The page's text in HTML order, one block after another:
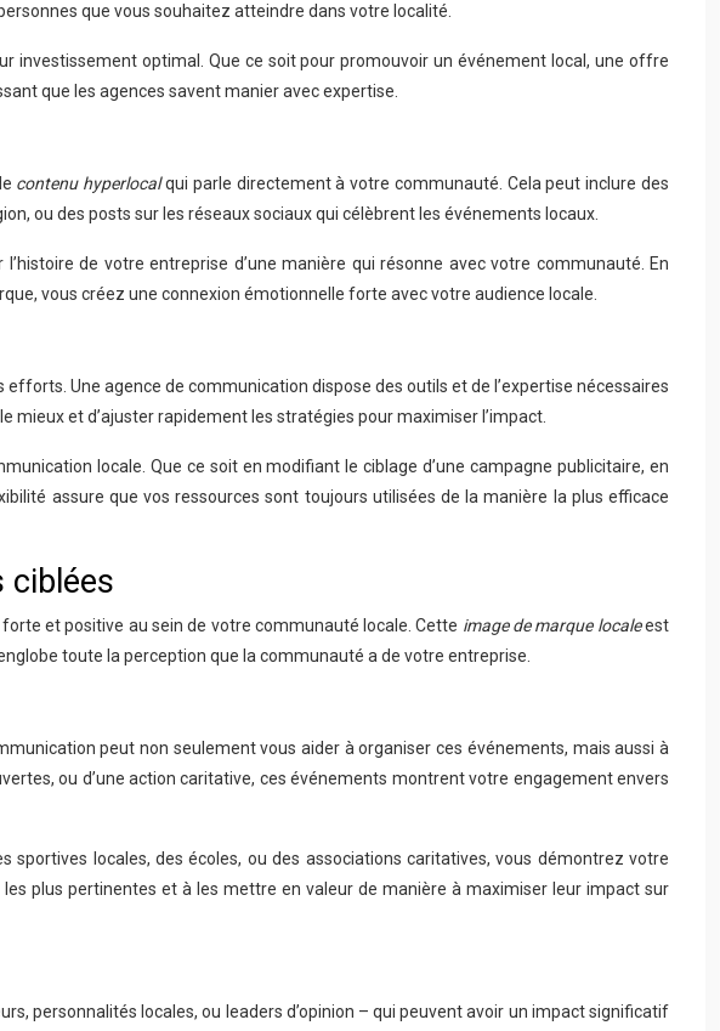
que vous souhaitez atteindre dans votre localité.
optimal. Que ce soit pour promouvoir un événement local, une offre
que les agences savent manier avec expertise.
contenu hyperlocalqui parle directement à votre communauté. Cela peut inclure des
ou des posts sur les réseaux sociaux qui célèbrent les événements locaux.
de votre entreprise d’une manière qui résonne avec votre communauté. En
vous créez une connexion émotionnelle forte avec votre audience locale.
Une agence de communication dispose des outils et de l’expertise nécessaires
et d’ajuster rapidement les stratégies pour maximiser l’impact.
locale. Que ce soit en modifiant le ciblage d’une campagne publicitaire, en
assure que vos ressources sont toujours utilisées de la manière la plus efficace
ciblées
et positive au sein de votre communauté locale. Cette image de marque localeest
toute la perception que la communauté a de votre entreprise.
peut non seulement vous aider à organiser ces événements, mais aussi à
ou d’une action caritative, ces événements montrent votre engagement envers
locales, des écoles, ou des associations caritatives, vous démontrez votre
plus pertinentes et à les mettre en valeur de manière à maximiser leur impact sur
personnalités locales, ou leaders d’opinion – qui peuvent avoir un impact significatif